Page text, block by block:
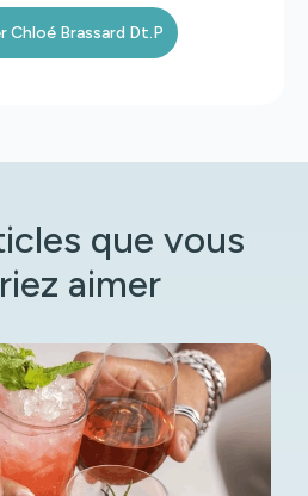
Chloé Brassard Dt.P
que vous
aimer